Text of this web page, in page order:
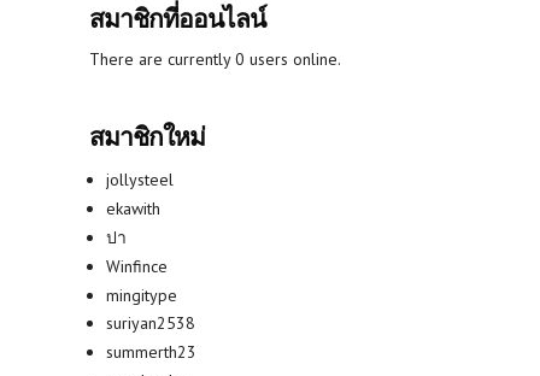
สมาชิกที่ออนไลน์
There are currently 0 users online.
สมาชิกใหม่
jollysteel
ekawith
ปา
Winfince
mingitype
suriyan2538
summerth23